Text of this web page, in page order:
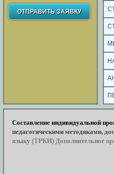
Составление индивидуальной
педагогическими методиками,
языку (ТРКИ) Дополнительное